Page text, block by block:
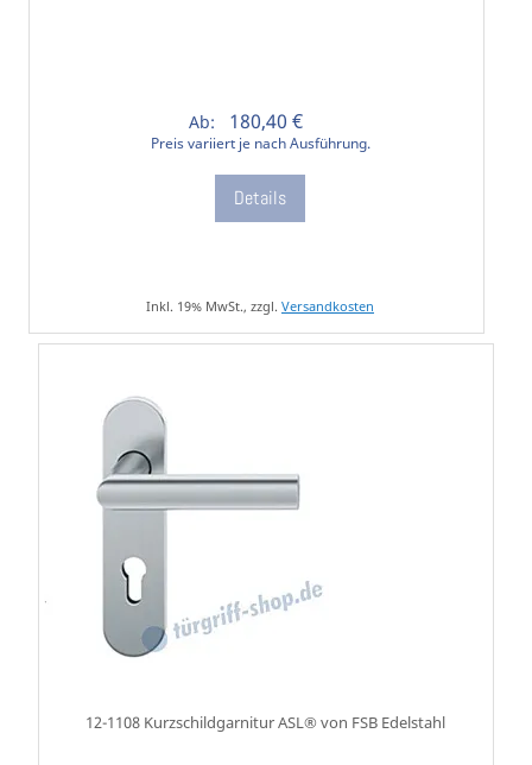
Ab: 180,40 €
Preis variiert je nach Ausführung.
Details
Inkl. 19% MwSt., zzgl. Versandkosten
12-1108 Kurzschildgarnitur ASL® von FSB Edelstahl